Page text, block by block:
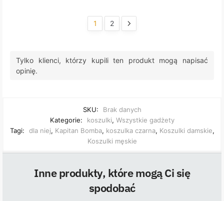
1 2
Tylko klienci, którzy kupili ten produkt mogą napisać
opinię.
SKU:
Brak danych
Kategorie:
koszulki, Wszystkie gadżety
Tagi:
dla niej, Kapitan Bomba, koszulka czarna, Koszulki damskie,
Koszulki męskie
Inne produkty, które mogą Ci się
spodobać